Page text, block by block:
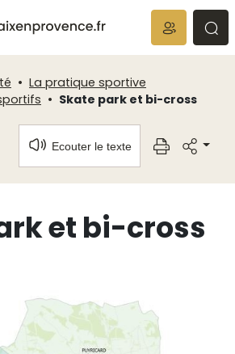
La pratique sportive
Skate park et bi-cross
Ecouter le texte
et bi-cross
cookies